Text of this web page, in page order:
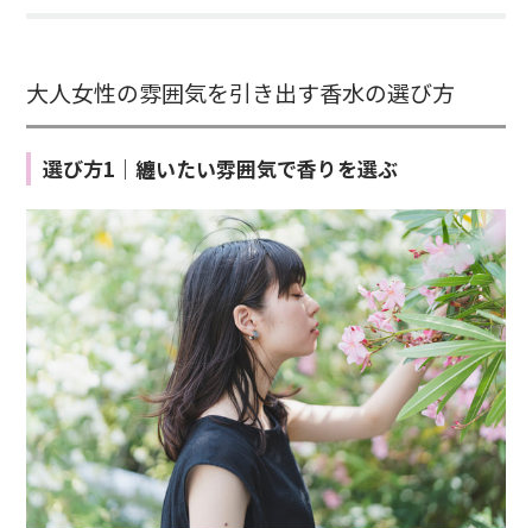
大人女性の雰囲気を引き出す香水の選び方
選び方1｜纏いたい雰囲気で香りを選ぶ